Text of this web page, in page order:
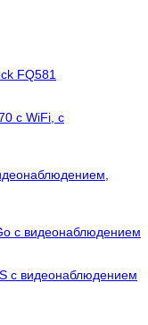
FQ581
с WiFi, с
с видеонаблюдением
с видеонаблюдением